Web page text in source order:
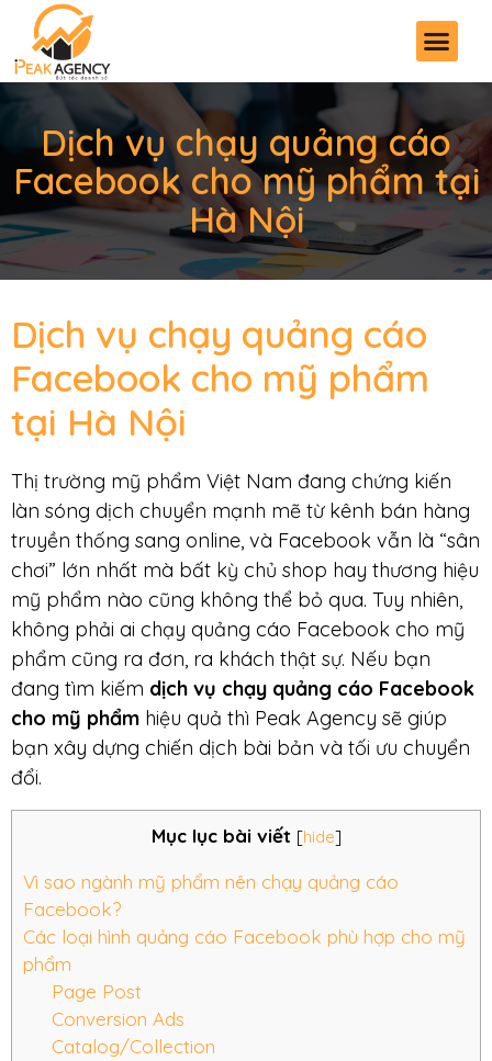
Dịch vụ chạy quảng cáo
Facebook cho mỹ phẩm tại
Hà Nội
Dịch vụ chạy quảng cáo
Facebook cho mỹ phẩm
tại Hà Nội
Thị trường mỹ phẩm Việt Nam đang chứng kiến
làn sóng dịch chuyển mạnh mẽ từ kênh bán hàng
truyền thống sang online, và Facebook vẫn là “sân
chơi” lớn nhất mà bất kỳ chủ shop hay thương hiệu
mỹ phẩm nào cũng không thể bỏ qua. Tuy nhiên,
không phải ai chạy quảng cáo Facebook cho mỹ
phẩm cũng ra đơn, ra khách thật sự. Nếu bạn
đang tìm kiếm dịch vụ chạy quảng cáo Facebook
cho mỹ phẩm hiệu quả thì Peak Agency sẽ giúp
bạn xây dựng chiến dịch bài bản và tối ưu chuyển
đổi.
Mục lục bài viết [hide]
Vì sao ngành mỹ phẩm nên chạy quảng cáo
Facebook?
Các loại hình quảng cáo Facebook phù hợp cho mỹ
phẩm
Page Post
Conversion Ads
Catalog/Collection